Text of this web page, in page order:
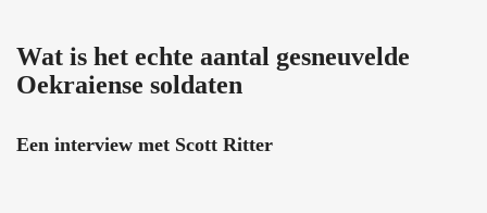
Wat is het echte aantal gesneuvelde
Oekraiense soldaten
Een interview met Scott Ritter